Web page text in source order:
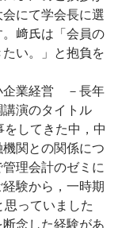
にて学会長に選
﨑氏は「会員の
い。」と抱負を
企業経営 －長年
演のタイトル
してきた中，中
関との関係につ
理会計のゼミに
験から，一時期
っていました
念した経験があ